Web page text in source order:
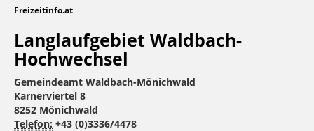
Freizeitinfo.at
Langlaufgebiet Waldbach-
Hochwechsel
Gemeindeamt Waldbach-Mönichwald
Karnerviertel 8
8252 Mönichwald
Telefon: +43 (0)3336/4478